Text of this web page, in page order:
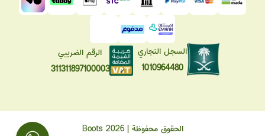
السجل التجاري
1010964480
الرقم الضريبي
311311897100003
الحقوق محفوظة | 2026 Boots